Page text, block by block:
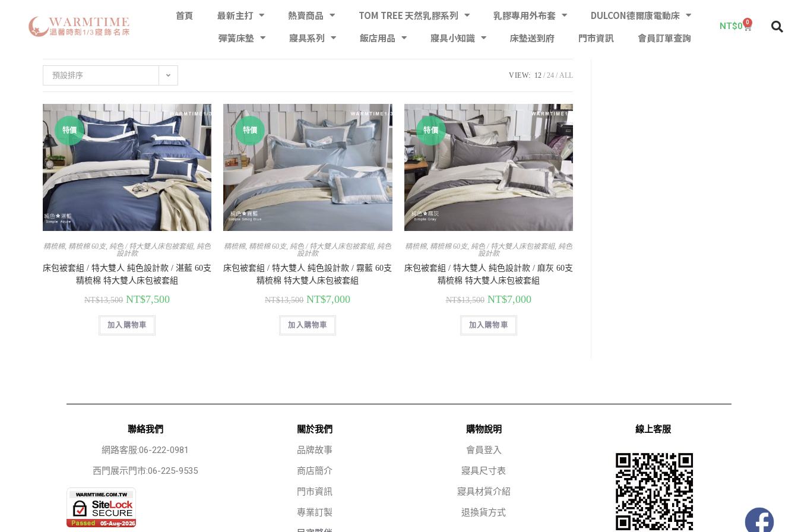
首頁 最新主打 熱賣商品 TOM TREE 天然乳膠系列 乳膠專用外布套
DULCON德爾康電動床
彈簧床墊
寢具系列 飯店用品 寢具小知識 床墊送到府 門市資訊 會員訂單查詢
NT$0 0
預設排序 VIEW: 12 24 ALL
特價
精梳棉, 精梳棉 60支, 純色 / 特大雙人床包被套組, 純色
設計款
床包被套組 / 特大雙人 純色設計款 / 湛藍 60支
精梳棉 特大雙人床包被套組
NT$13,500 NT$7,500
加入購物車
特價
精梳棉, 精梳棉 60支, 純色 / 特大雙人床包被套組, 純色
設計款
床包被套組 / 特大雙人 純色設計款 / 霧藍 60支
精梳棉 特大雙人床包被套組
NT$13,500 NT$7,000
加入購物車
特價
精梳棉, 精梳棉 60支, 純色 / 特大雙人床包被套組, 純色
設計款
床包被套組 / 特大雙人 純色設計款 / 麻灰 60支
精梳棉 特大雙人床包被套組
NT$13,500 NT$7,000
加入購物車
聯絡我們
網路客服:06-222-0981
西門展示門市:06-225-9535
關於我們
品牌故事
商店簡介
門市資訊
專業訂製
購物說明
會員登入
寢具尺寸表
寢具材質介紹
退換貨方式
線上客服